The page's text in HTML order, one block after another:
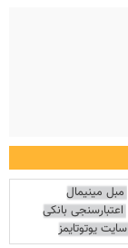
مبل مینیمال
اعتبارسنجی بانکی
سایت یوتوتایمز